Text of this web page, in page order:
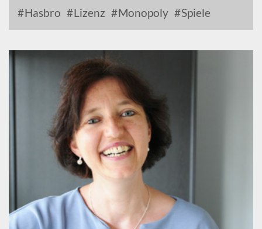
Hasbro Lizenz Monopoly Spiele